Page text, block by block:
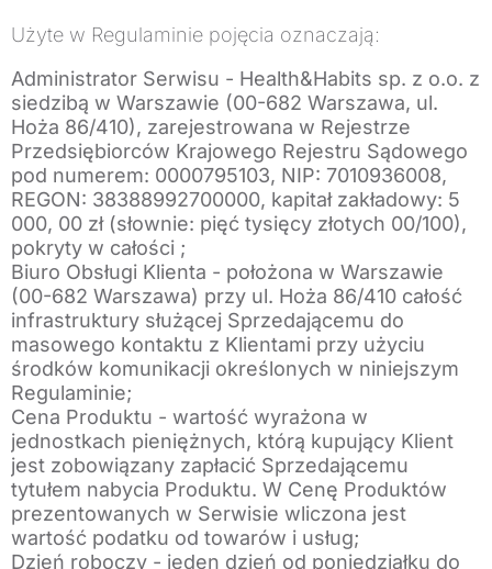
Użyte w Regulaminie pojęcia oznaczają:
Administrator Serwisu - Health&Habits sp. z o.o. z
siedzibą w Warszawie (00-682 Warszawa, ul.
Hoża 86/410), zarejestrowana w Rejestrze
Przedsiębiorców Krajowego Rejestru Sądowego
pod numerem: 0000795103, NIP: 7010936008,
REGON: 38388992700000, kapitał zakładowy: 5
000, 00 zł (słownie: pięć tysięcy złotych 00/100),
pokryty w całości ;
Biuro Obsługi Klienta - położona w Warszawie
(00-682 Warszawa) przy ul. Hoża 86/410 całość
infrastruktury służącej Sprzedającemu do
masowego kontaktu z Klientami przy użyciu
środków komunikacji określonych w niniejszym
Regulaminie;
Cena Produktu - wartość wyrażona w
jednostkach pieniężnych, którą kupujący Klient
jest zobowiązany zapłacić Sprzedającemu
tytułem nabycia Produktu. W Cenę Produktów
prezentowanych w Serwisie wliczona jest
wartość podatku od towarów i usług;
Dzień roboczy - jeden dzień od poniedziałku do